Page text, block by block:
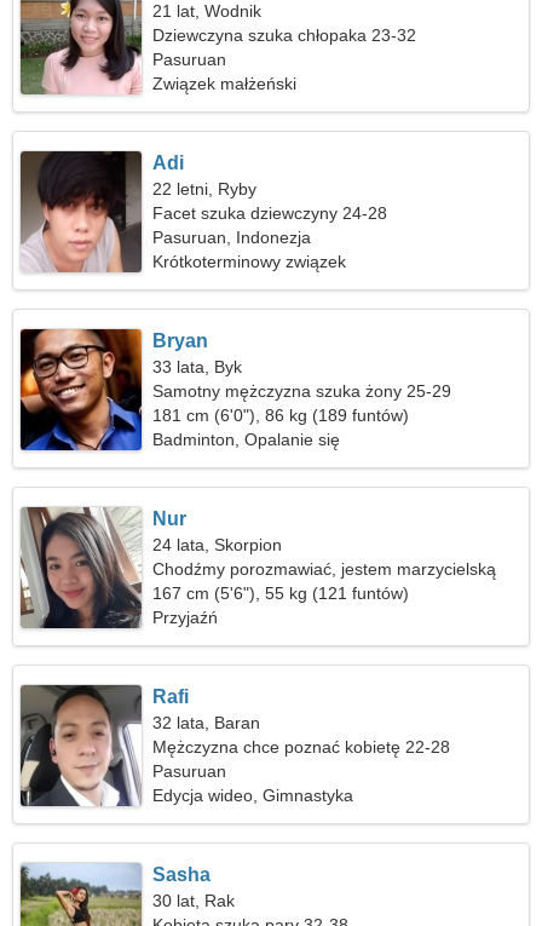
21 lat, Wodnik
Dziewczyna szuka chłopaka 23-32
Pasuruan
Związek małżeński
Adi
22 letni, Ryby
Facet szuka dziewczyny 24-28
Pasuruan, Indonezja
Krótkoterminowy związek
Bryan
33 lata, Byk
Samotny mężczyzna szuka żony 25-29
181 cm (6'0"), 86 kg (189 funtów)
Badminton, Opalanie się
Nur
24 lata, Skorpion
Chodźmy porozmawiać, jestem marzycielską
kobietą
167 cm (5'6"), 55 kg (121 funtów)
Przyjaźń
Rafi
32 lata, Baran
Mężczyzna chce poznać kobietę 22-28
Pasuruan
Edycja wideo, Gimnastyka
Sasha
30 lat, Rak